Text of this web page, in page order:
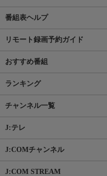
番組表ヘルプ
リモート録画予約ガイド
おすすめ番組
ランキング
チャンネル一覧
J:テレ
J:COMチャンネル
J:COM STREAM